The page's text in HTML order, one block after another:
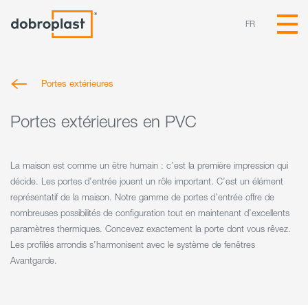
FR
Portes extérieures
Portes extérieures en PVC
La maison est comme un être humain : c’est la première impression qui
décide. Les portes d’entrée jouent un rôle important. C’est un élément
représentatif de la maison. Notre gamme de portes d’entrée offre de
nombreuses possibilités de configuration tout en maintenant d’excellents
paramètres thermiques. Concevez exactement la porte dont vous rêvez.
Les profilés arrondis s’harmonisent avec le système de fenêtres
Avantgarde.